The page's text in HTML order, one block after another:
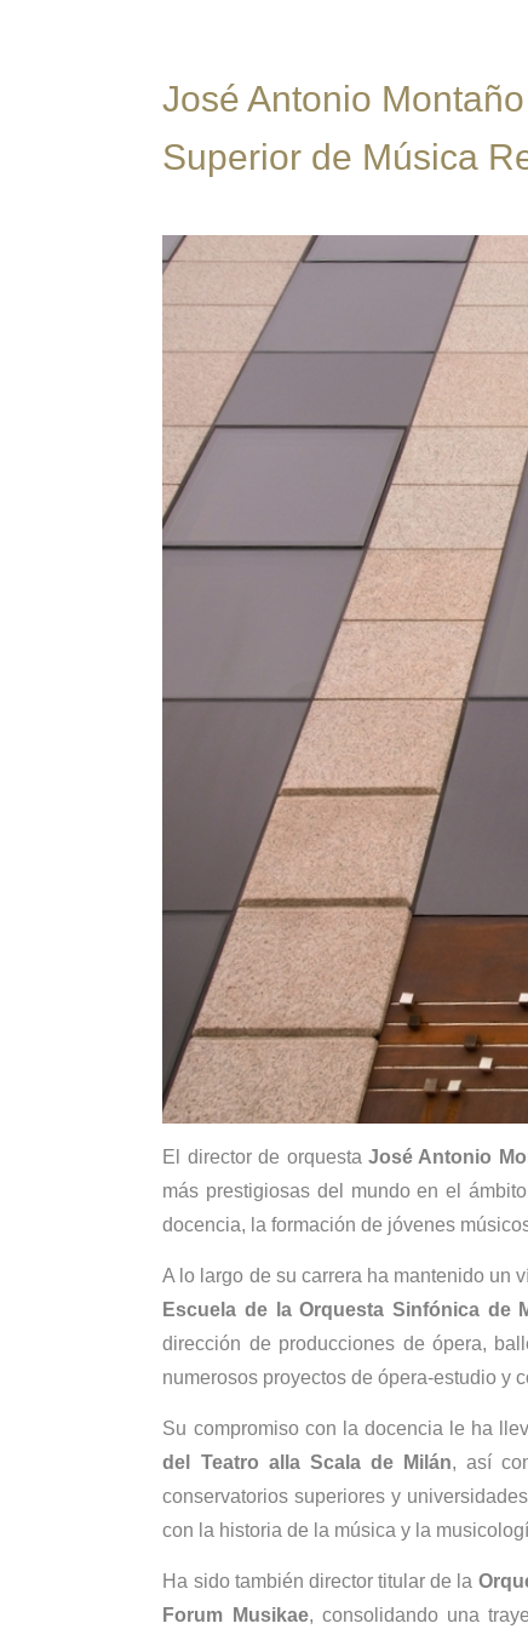
José Antonio
Superior de Música
El director de orquesta José Antonio
más prestigiosas del mundo en el
docencia, la formación de jóvenes
A lo largo de su carrera ha mantenido un
Escuela de la Orquesta Sinfónica de
dirección de producciones de ópera,
numerosos proyectos de ópera-estudio y
Su compromiso con la docencia le ha
del Teatro alla Scala de Milán, así
conservatorios superiores y
con la historia de la música y la
Ha sido también director titular de la
Forum Musikae, consolidando una